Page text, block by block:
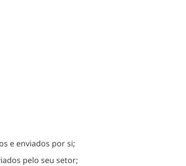
e enviados por si;
pelo seu setor;